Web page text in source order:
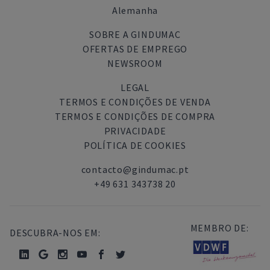
Alemanha
SOBRE A GINDUMAC
OFERTAS DE EMPREGO
NEWSROOM
LEGAL
TERMOS E CONDIÇÕES DE VENDA
TERMOS E CONDIÇÕES DE COMPRA
PRIVACIDADE
POLÍTICA DE COOKIES
contacto@gindumac.pt
+49 631 343738 20
DESCUBRA-NOS EM: MEMBRO DE: